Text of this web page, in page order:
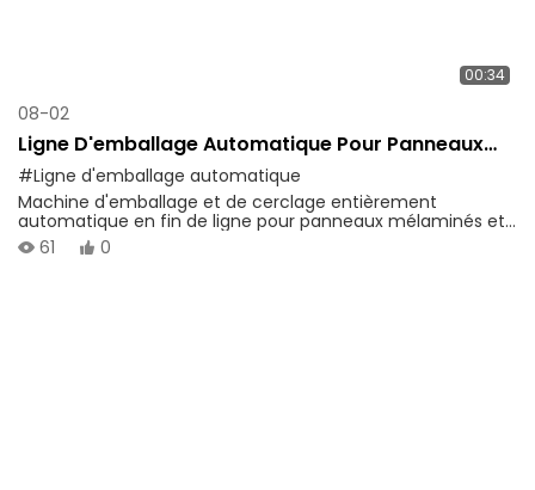
00:34
08-02
Ligne D'emballage Automatique Pour Panneaux
Décoratifs | Équipement De Cerclage Et
D'emballage De Fin De Ligne
#Ligne d'emballage automatique
Machine d'emballage et de cerclage entièrement
automatique en fin de ligne pour panneaux mélaminés et
décoratifs. Fonctionnement stable, protection complète,
gain de main-d'œuvre et haute efficacité d'emballage
61 0